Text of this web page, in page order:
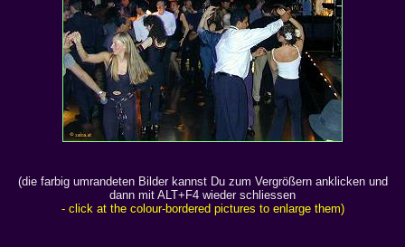
(die farbig umrandeten Bilder kannst Du zum Vergrößern anklicken und
dann mit ALT+F4 wieder schliessen
- click at the colour-bordered pictures to enlarge them)